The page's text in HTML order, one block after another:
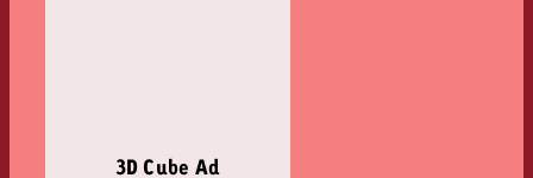
3D Cube Ad